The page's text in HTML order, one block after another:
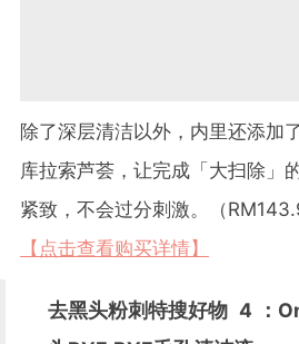
除了深层清洁以外，内里还添加
库拉索芦荟，让完成「大扫除」
紧致，不会过分刺激。（
【点击查看购买详情】
去黑头粉刺特搜好物 4
：